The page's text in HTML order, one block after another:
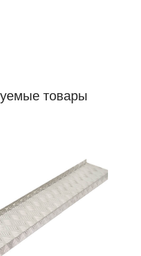
товары